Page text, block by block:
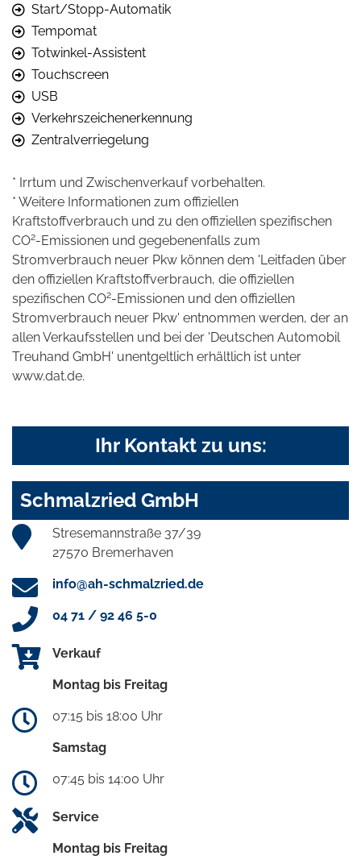
Start/Stopp-Automatik
Tempomat
Totwinkel-Assistent
Touchscreen
USB
Verkehrszeichenerkennung
Zentralverriegelung
* Irrtum und Zwischenverkauf vorbehalten.
* Weitere Informationen zum offiziellen
Kraftstoffverbrauch und zu den offiziellen spezifischen
CO2-Emissionen und gegebenenfalls zum
Stromverbrauch neuer Pkw können dem 'Leitfaden über
den offiziellen Kraftstoffverbrauch, die offiziellen
spezifischen CO2-Emissionen und den offiziellen
Stromverbrauch neuer Pkw' entnommen werden, der an
allen Verkaufsstellen und bei der 'Deutschen Automobil
Treuhand GmbH' unentgeltlich erhältlich ist unter
www.dat.de.
Ihr Kontakt zu uns:
Schmalzried GmbH
Stresemannstraße 37/39
27570 Bremerhaven
info@ah-schmalzried.de
04 71 / 92 46 5-0
Verkauf
Montag bis Freitag
07:15 bis 18:00 Uhr
Samstag
07:45 bis 14:00 Uhr
Service
Montag bis Freitag